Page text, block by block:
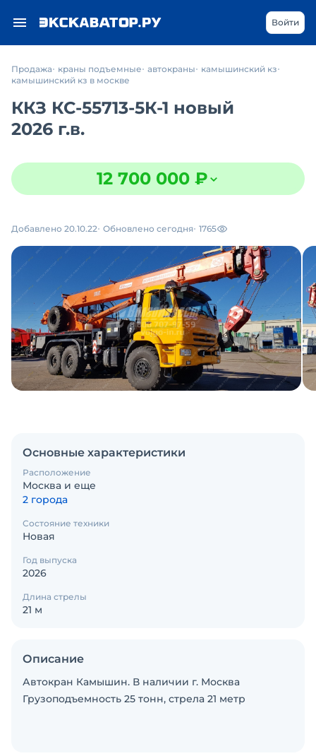
Войти
Продажа краны подъемные автокраны
камышинский кз
камышинский кз в москве
ККЗ КС-55713-5К-1 новый
2026 г.в.
12 700 000 ₽
Добавлено 20.10.22 Обновлено сегодня 1765
Основные характеристики
Расположение
Москва и еще
2 города
Состояние техники
Новая
Год выпуска
2026
Длина стрелы
21 м
Описание
Автокран Камышин. В наличии г. Москва
Грузоподъемность 25 тонн, стрела 21 метр